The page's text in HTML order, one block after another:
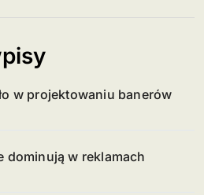
w projektowaniu banerów
dominują w reklamach